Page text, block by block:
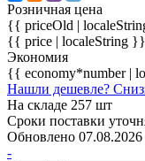
Розничная цена
{{ priceOld |
{{ price | localeString }}
Экономия
{{ economy*number |
Нашли дешевле?
На складе 257 шт
Сроки поставки
Обновлено 07.08.2026
-